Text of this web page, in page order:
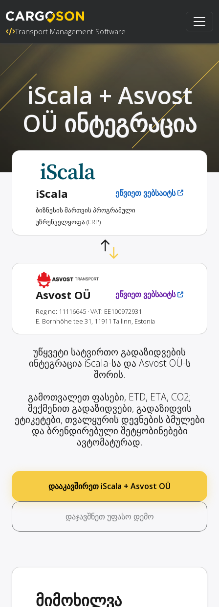
Transport Management Software
iScala + Asvost
OÜ ინტეგრაცია
iScala ეწვიეთ ვებსაიტს
ბიზნესის მართვის პროგრამული
უზრუნველყოფა (ERP)
Asvost OÜ ეწვიეთ ვებსაიტს
Reg no: 11116645 · VAT: EE100972931
E. Bornhöhe tee 31, 11911 Tallinn, Estonia
უწყვეტი სატვირთო გადაზიდვების
ინტეგრაცია iScala-სა და Asvost OÜ-ს
შორის.
გამოთვალეთ ფასები, ETD, ETA, CO2;
შექმენით გადაზიდვები, გადაზიდვის
ეტიკეტები, თვალყურის დევნების ბმულები
და ბრენდირებული შეტყობინებები
ავტომატურად.
დააკავშირეთ iScala + Asvost OÜ
დაჯავშნეთ უფასო დემო
მიმოხილვა